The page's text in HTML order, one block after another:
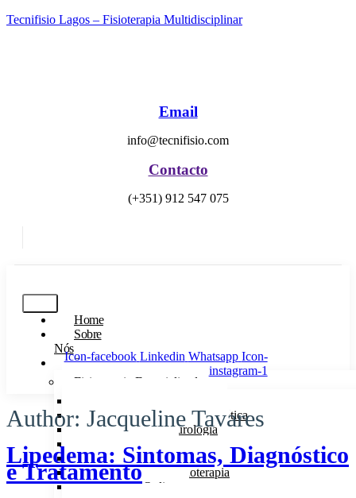
Tecnifisio Lagos – Fisioterapia Multidisciplinar
Email
info@tecnifisio.com
Contacto
(+351) 912 547 075
Home
Sobre
Nós
Serviços
Fisioterapia Especializada
Fisioterapia Músculo-Esquelética
Fisioterapia em Neurologia
Microfisioterapia
Fisioterapia ao Domicílio
Equipamentos de Fisioterapia
Fisioterapia Online
Icon-facebook Linkedin Whatsapp Icon-
instagram-1
Author: Jacqueline Tavares
Lipedema: Sintomas, Diagnóstico
e Tratamento